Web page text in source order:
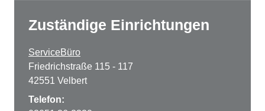
Zuständige Einrichtungen
ServiceBüro
Friedrichstraße 115 - 117
42551 Velbert
Telefon: